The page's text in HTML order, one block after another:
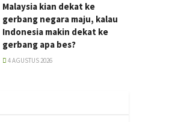
Malaysia kian dekat ke
gerbang negara maju, kalau
Indonesia makin dekat ke
gerbang apa bes?
4 AGUSTUS 2026